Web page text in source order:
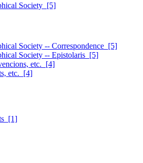
Society [5]
Society -- Correspondence [5]
Society -- Epistolaris [5]
etc. [4]
etc. [4]
[1]